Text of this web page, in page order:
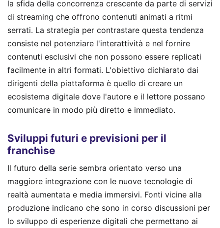
la sfida della concorrenza crescente da parte di servizi
di streaming che offrono contenuti animati a ritmi
serrati. La strategia per contrastare questa tendenza
consiste nel potenziare l'interattività e nel fornire
contenuti esclusivi che non possono essere replicati
facilmente in altri formati. L'obiettivo dichiarato dai
dirigenti della piattaforma è quello di creare un
ecosistema digitale dove l'autore e il lettore possano
comunicare in modo più diretto e immediato.
Sviluppi futuri e previsioni per il
franchise
Il futuro della serie sembra orientato verso una
maggiore integrazione con le nuove tecnologie di
realtà aumentata e media immersivi. Fonti vicine alla
produzione indicano che sono in corso discussioni per
lo sviluppo di esperienze digitali che permettano ai